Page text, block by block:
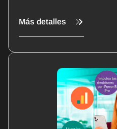
Más detalles